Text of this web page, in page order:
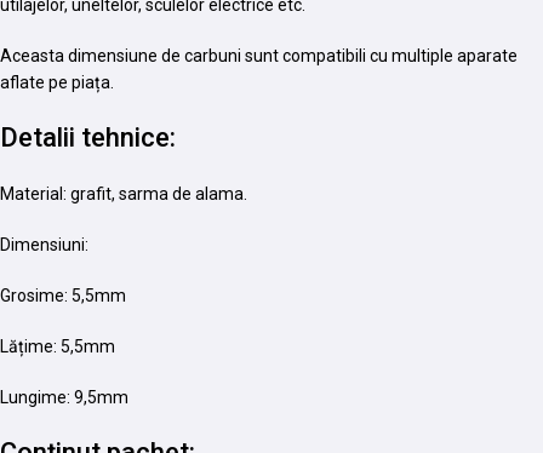
utilajelor, uneltelor, sculelor electrice etc.
Aceasta dimensiune de carbuni sunt compatibili cu multiple aparate
aflate pe piața.
Detalii tehnice:
Material: grafit, sarma de alama.
Dimensiuni:
Grosime: 5,5mm
Lățime: 5,5mm
Lungime: 9,5mm